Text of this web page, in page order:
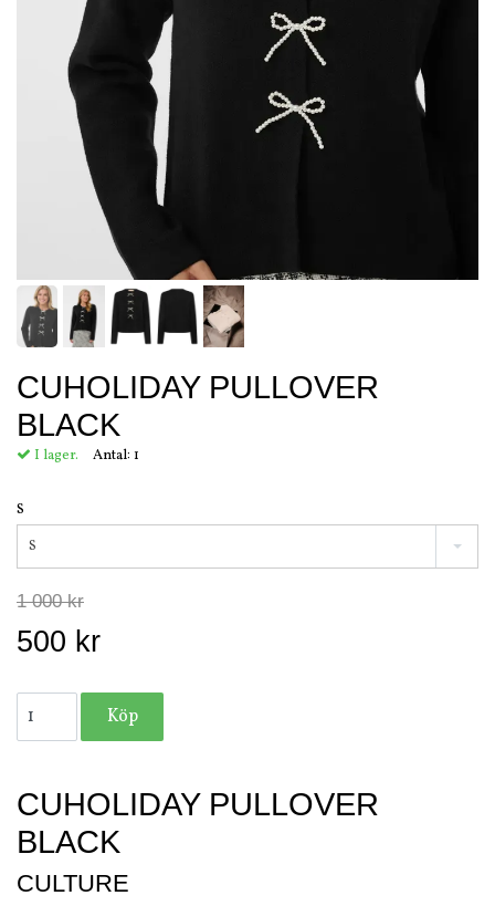
CUHOLIDAY PULLOVER
BLACK
I lager. Antal: 1
S
S
1 000 kr
500 kr
CUHOLIDAY PULLOVER
BLACK
CULTURE